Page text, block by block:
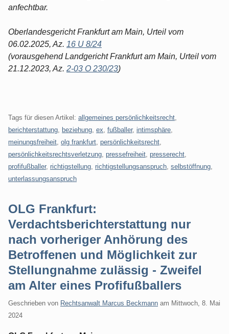
anfechtbar.
Oberlandesgericht Frankfurt am Main, Urteil vom
06.02.2025, Az. 16 U 8/24
(vorausgehend Landgericht Frankfurt am Main, Urteil vom
21.12.2023, Az. 2-03 O 230/23)
Tags für diesen Artikel: allgemeines persönlichkeitsrecht
berichterstattung
beziehung ex fußballer, intimsphäre
meinungsfreiheit olg frankfurt persönlichkeitsrecht
persönlichkeitsrechtsverletzung pressefreiheit presserecht
profifußballer, richtigstellung richtigstellungsanspruch selbstöffnung
unterlassungsanspruch
OLG Frankfurt:
Verdachtsberichterstattung nur
nach vorheriger Anhörung des
Betroffenen und Möglichkeit zur
Stellungnahme zulässig - Zweifel
am Alter eines Profifußballers
Geschrieben von Rechtsanwalt Marcus Beckmann am Mittwoch, 8. Mai
2024